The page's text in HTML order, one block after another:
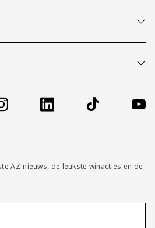
AZAlkmaar
LinkedIn TikTok
AZ-nieuws, de leukste winacties en de